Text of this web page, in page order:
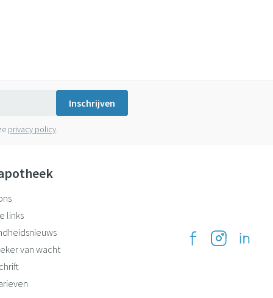
Inschrijven
privacy policy.
links
van wacht